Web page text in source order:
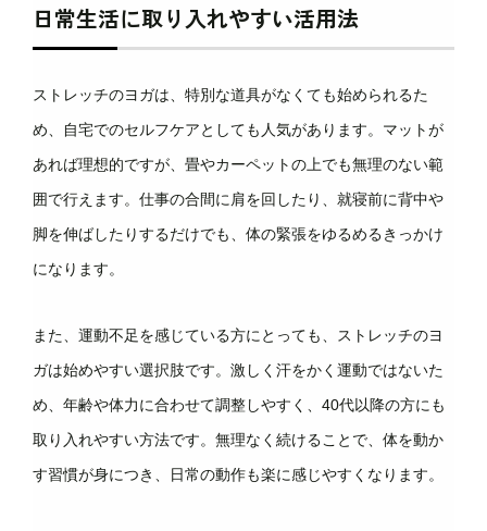
日常生活に取り入れやすい活用法
ストレッチのヨガは、特別な道具がなくても始められるた
め、自宅でのセルフケアとしても人気があります。マットが
あれば理想的ですが、畳やカーペットの上でも無理のない範
囲で行えます。仕事の合間に肩を回したり、就寝前に背中や
脚を伸ばしたりするだけでも、体の緊張をゆるめるきっかけ
になります。
また、運動不足を感じている方にとっても、ストレッチのヨ
ガは始めやすい選択肢です。激しく汗をかく運動ではないた
め、年齢や体力に合わせて調整しやすく、40代以降の方にも
取り入れやすい方法です。無理なく続けることで、体を動か
す習慣が身につき、日常の動作も楽に感じやすくなります。